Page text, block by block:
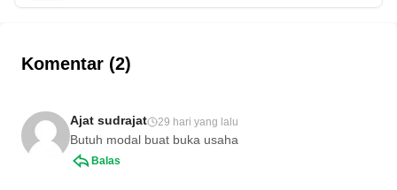
sedang menjadi tuan rumah perhelatan
Komentar (2)
Ajat sudrajat 29 hari yang lalu
Butuh modal buat buka usaha
Balas